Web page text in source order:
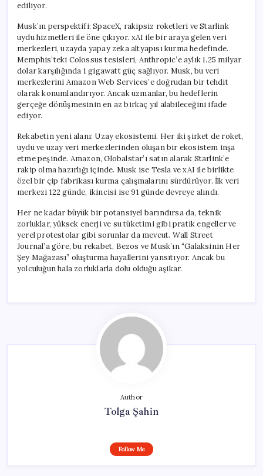
ediliyor.
Musk’ın perspektifi: SpaceX, rakipsiz roketleri ve Starlink
uydu hizmetleri ile öne çıkıyor. xAI ile bir araya gelen veri
merkezleri, uzayda yapay zeka altyapısı kurma hedefinde.
Memphis’teki Colossus tesisleri, Anthropic’e aylık 1.25 milyar
dolar karşılığında 1 gigawatt güç sağlıyor. Musk, bu veri
merkezlerini Amazon Web Services’e doğrudan bir tehdit
olarak konumlandırıyor. Ancak uzmanlar, bu hedeflerin
gerçeğe dönüşmesinin en az birkaç yıl alabileceğini ifade
ediyor.
Rekabetin yeni alanı: Uzay ekosistemi. Her iki şirket de roket,
uydu ve uzay veri merkezlerinden oluşan bir ekosistem inşa
etme peşinde. Amazon, Globalstar’ı satın alarak Starlink’e
rakip olma hazırlığı içinde. Musk ise Tesla ve xAI ile birlikte
özel bir çip fabrikası kurma çalışmalarını sürdürüyor. İlk veri
merkezi 122 günde, ikincisi ise 91 günde devreye alındı.
Her ne kadar büyük bir potansiyel barındırsa da, teknik
zorluklar, yüksek enerji ve su tüketimi gibi pratik engeller ve
yerel protestolar gibi sorunlar da mevcut. Wall Street
Journal’a göre, bu rekabet, Bezos ve Musk’ın “Galaksinin Her
Şey Mağazası” oluşturma hayallerini yansıtıyor. Ancak bu
yolculuğun hala zorluklarla dolu olduğu aşikar.
Author
Tolga Şahin
Follow Me